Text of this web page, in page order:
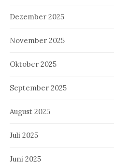
Dezember 2025
November 2025
Oktober 2025
September 2025
August 2025
Juli 2025
Juni 2025